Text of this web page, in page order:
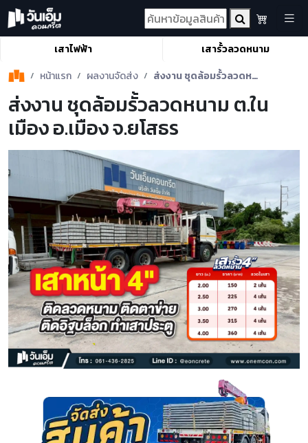
เสาไฟฟ้า
เสารั้วลวดหนาม
หน้าแรก
ผลงานจัดส่ง ส่งงาน ชุดล้อมรั้วลวดหนาม ต.ในเมือง อ.เมือง จ.ยโสธร
ส่งงาน ชุดล้อมรั้วลวดหนาม ต.ใน
เมือง อ.เมือง จ.ยโสธร